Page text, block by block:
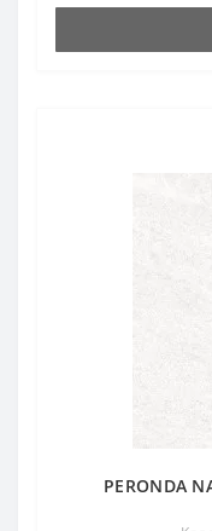
PERONDA